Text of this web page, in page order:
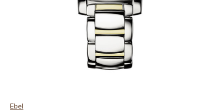
Ebel